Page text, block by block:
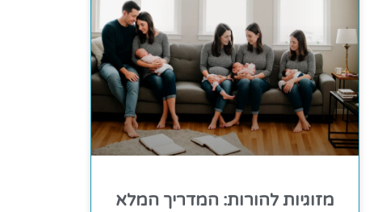
מזוגיות להורות: המדריך המלא